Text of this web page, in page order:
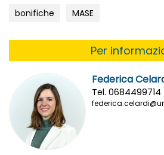
bonifiche MASE
Per
Federica
Tel. 0684499714